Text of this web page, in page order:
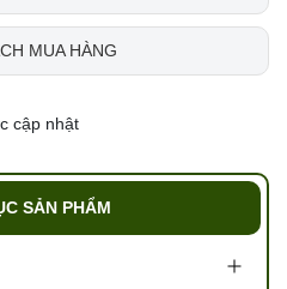
MUA HÀNG
cập nhật
SẢN PHẨM